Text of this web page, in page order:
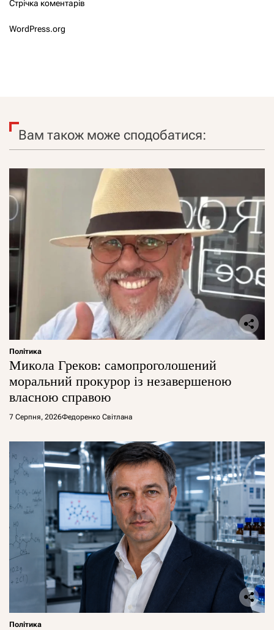
Стрічка коментарів
WordPress.org
Вам також може сподобатися:
Політика
Микола Греков: самопроголошений
моральний прокурор із незавершеною
власною справою
7 Серпня, 2026Федоренко Світлана
Політика